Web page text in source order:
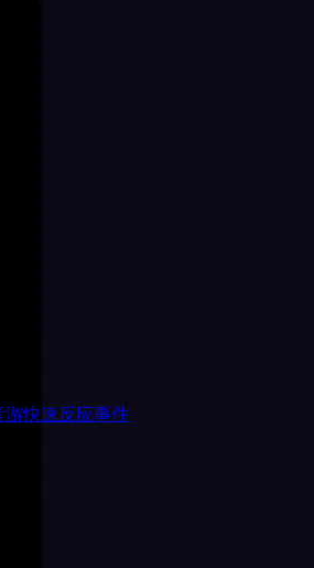
游快速反应事件